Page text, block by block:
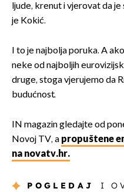
ljude, krenut i vjerovat da
je Kokić.
I to je najbolja poruka. A
neke od najboljih
druge, stoga vjerujemo da
budućnost.
IN magazin gledajte od
Novoj TV, a propuštene
na novatv.hr.
POGLEDAJ I